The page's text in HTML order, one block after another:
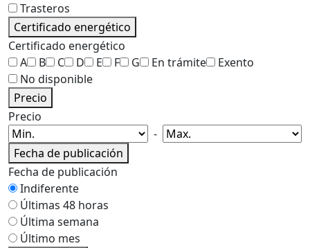
Trasteros
Certificado energético
Certificado energético
A
B C D E F G En trámite
Exento
No disponible
Precio
Precio
-
Fecha de publicación
Fecha de publicación
Indiferente
Últimas 48 horas
Última semana
Último mes